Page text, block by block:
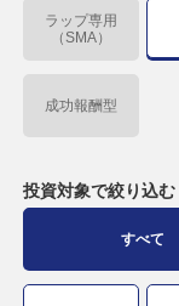
ラップ専用
（SMA）
成功報酬型
投資対象で絞り込む
すべて